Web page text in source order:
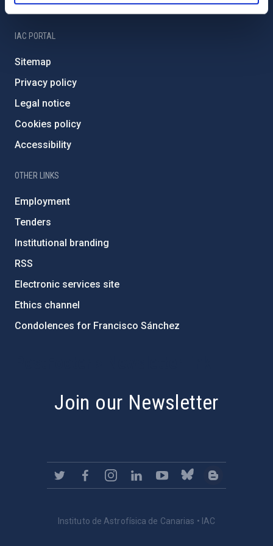
IAC Friends
IAC PORTAL
Sitemap
Privacy policy
Legal notice
Cookies policy
Accessibility
OTHER LINKS
Employment
Tenders
Institutional branding
RSS
Electronic services site
Ethics channel
Condolences for Francisco Sánchez
Join our Newsletter
Instituto de Astrofísica de Canarias • IAC